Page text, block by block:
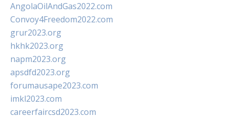
AngolaOilAndGas2022.com
Convoy4Freedom2022.com
grur2023.org
hkhk2023.org
napm2023.org
apsdfd2023.org
forumausape2023.com
imkl2023.com
careerfaircsd2023.com